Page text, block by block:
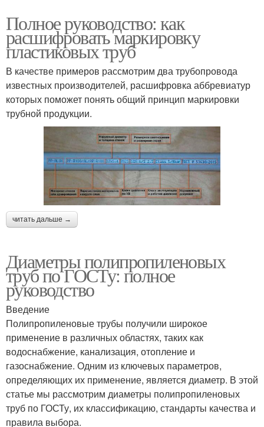
Полное руководство: как
расшифровать маркировку
пластиковых труб
В качестве примеров рассмотрим два трубопровода
известных производителей, расшифровка аббревиатур
которых поможет понять общий принцип маркировки
трубной продукции.
читать дальше →
Диаметры полипропиленовых
труб по ГОСТу: полное
руководство
Введение
Полипропиленовые трубы получили широкое
применение в различных областях, таких как
водоснабжение, канализация, отопление и
газоснабжение. Одним из ключевых параметров,
определяющих их применение, является диаметр. В этой
статье мы рассмотрим диаметры полипропиленовых
труб по ГОСТу, их классификацию, стандарты качества и
правила выбора.